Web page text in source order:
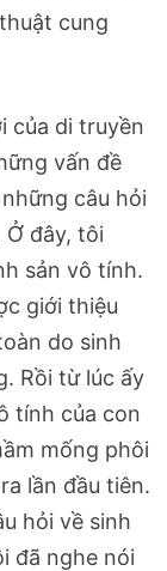
cung
của di truyền
vấn đề
câu hỏi
đây, tôi
sản vô tính.
giới thiệu
do sinh
Rồi từ lúc ấy
tính của con
mống phôi
lần đầu tiên.
hỏi về sinh
đã nghe nói